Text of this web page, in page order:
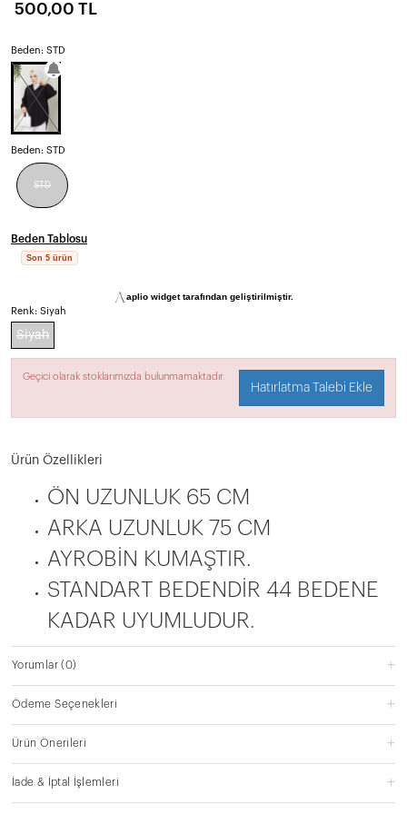
500,00 TL
Beden: STD
Beden: STD
STD
Beden Tablosu
Son 5 ürün
aplio widget tarafından geliştirilmiştir.
Renk: Siyah
Siyah
Geçici olarak stoklarımızda bulunmamaktadır.
Hatırlatma Talebi Ekle
Ürün Özellikleri
ÖN UZUNLUK 65 CM
ARKA UZUNLUK 75 CM
AYROBİN KUMAŞTIR.
STANDART BEDENDİR 44 BEDENE
KADAR UYUMLUDUR.
Yorumlar(0)
Ödeme Seçenekleri
Ürün Önerileri
İade & İptal İşlemleri